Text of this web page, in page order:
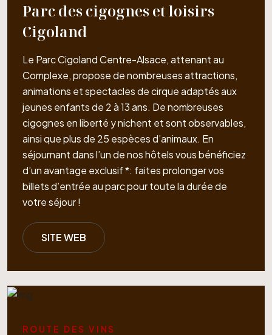
Parc des cigognes et loisirs
Cigoland
Le Parc Cigoland Centre-Alsace, attenant au
Complexe, propose de nombreuses attractions,
animations et spectacles de cirque adaptés aux
jeunes enfants de 2 à 13 ans. De nombreuses
cigognes en liberté y nichent et sont observables,
ainsi que plus de 25 espèces d’animaux. En
séjournant dans l’un de nos hôtels vous bénéficiez
d’un avantage exclusif *: faites prolonger vos
billets d’entrée au parc pour toute la durée de
votre séjour !
SITE WEB
ROUTE DES VINS